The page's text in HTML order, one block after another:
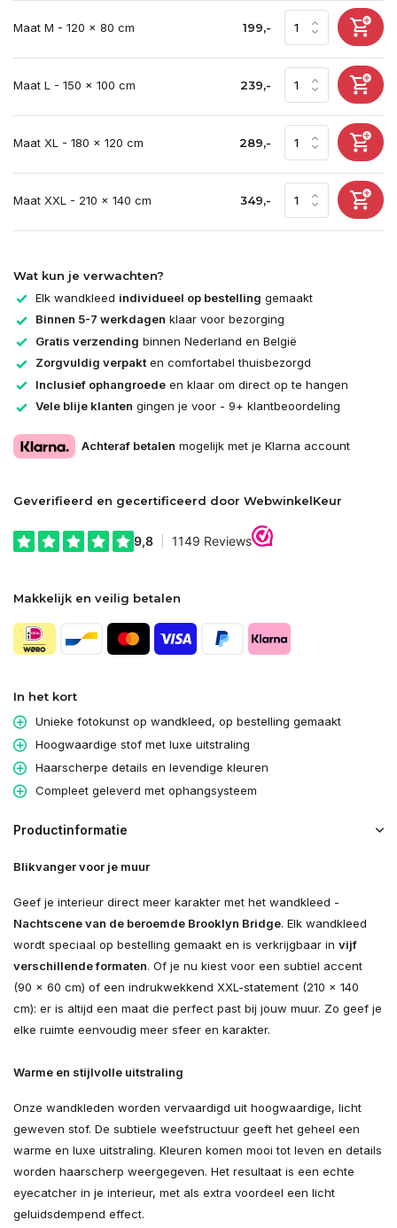
Maat M - 120 x 80 cm 199,-
Maat L - 150 x 100 cm 239,-
Maat XL - 180 x 120 cm 289,-
Maat XXL - 210 x 140 cm 349,-
Wat kun je verwachten?
Elk wandkleed individueel op bestelling gemaakt
Binnen 5-7 werkdagen klaar voor bezorging
Gratis verzending binnen Nederland en België
Zorgvuldig verpakten comfortabel thuisbezorgd
Inclusief ophangroede en klaar om direct op te hangen
Vele blije klanten gingen je voor - 9+ klantbeoordeling
Achteraf betalen mogelijk met je Klarna account
Geverifieerd en gecertificeerd door WebwinkelKeur
Makkelijk en veilig betalen
In het kort
Unieke fotokunst op wandkleed, op bestelling gemaakt
Hoogwaardige stof met luxe uitstraling
Haarscherpe details en levendige kleuren
Compleet geleverd met ophangsysteem
Productinformatie
Blikvanger voor je muur
Geef je interieur direct meer karakter met het wandkleed -
Nachtscene van de beroemde Brooklyn Bridge. Elk wandkleed
wordt speciaal op bestelling gemaakt en is verkrijgbaar in vijf
verschillende formaten. Of je nu kiest voor een subtiel accent
(90 × 60 cm) of een indrukwekkend XXL-statement (210 × 140
cm): er is altijd een maat die perfect past bij jouw muur. Zo geef je
elke ruimte eenvoudig meer sfeer en karakter.
Warme en stijlvolle uitstraling
Onze wandkleden worden vervaardigd uit hoogwaardige, licht
geweven stof. De subtiele weefstructuur geeft het geheel een
warme en luxe uitstraling. Kleuren komen mooi tot leven en details
worden haarscherp weergegeven. Het resultaat is een echte
eyecatcher in je interieur, met als extra voordeel een licht
geluidsdempend effect.